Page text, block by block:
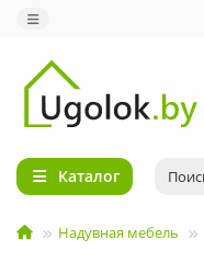
Каталог
Надувная мебель